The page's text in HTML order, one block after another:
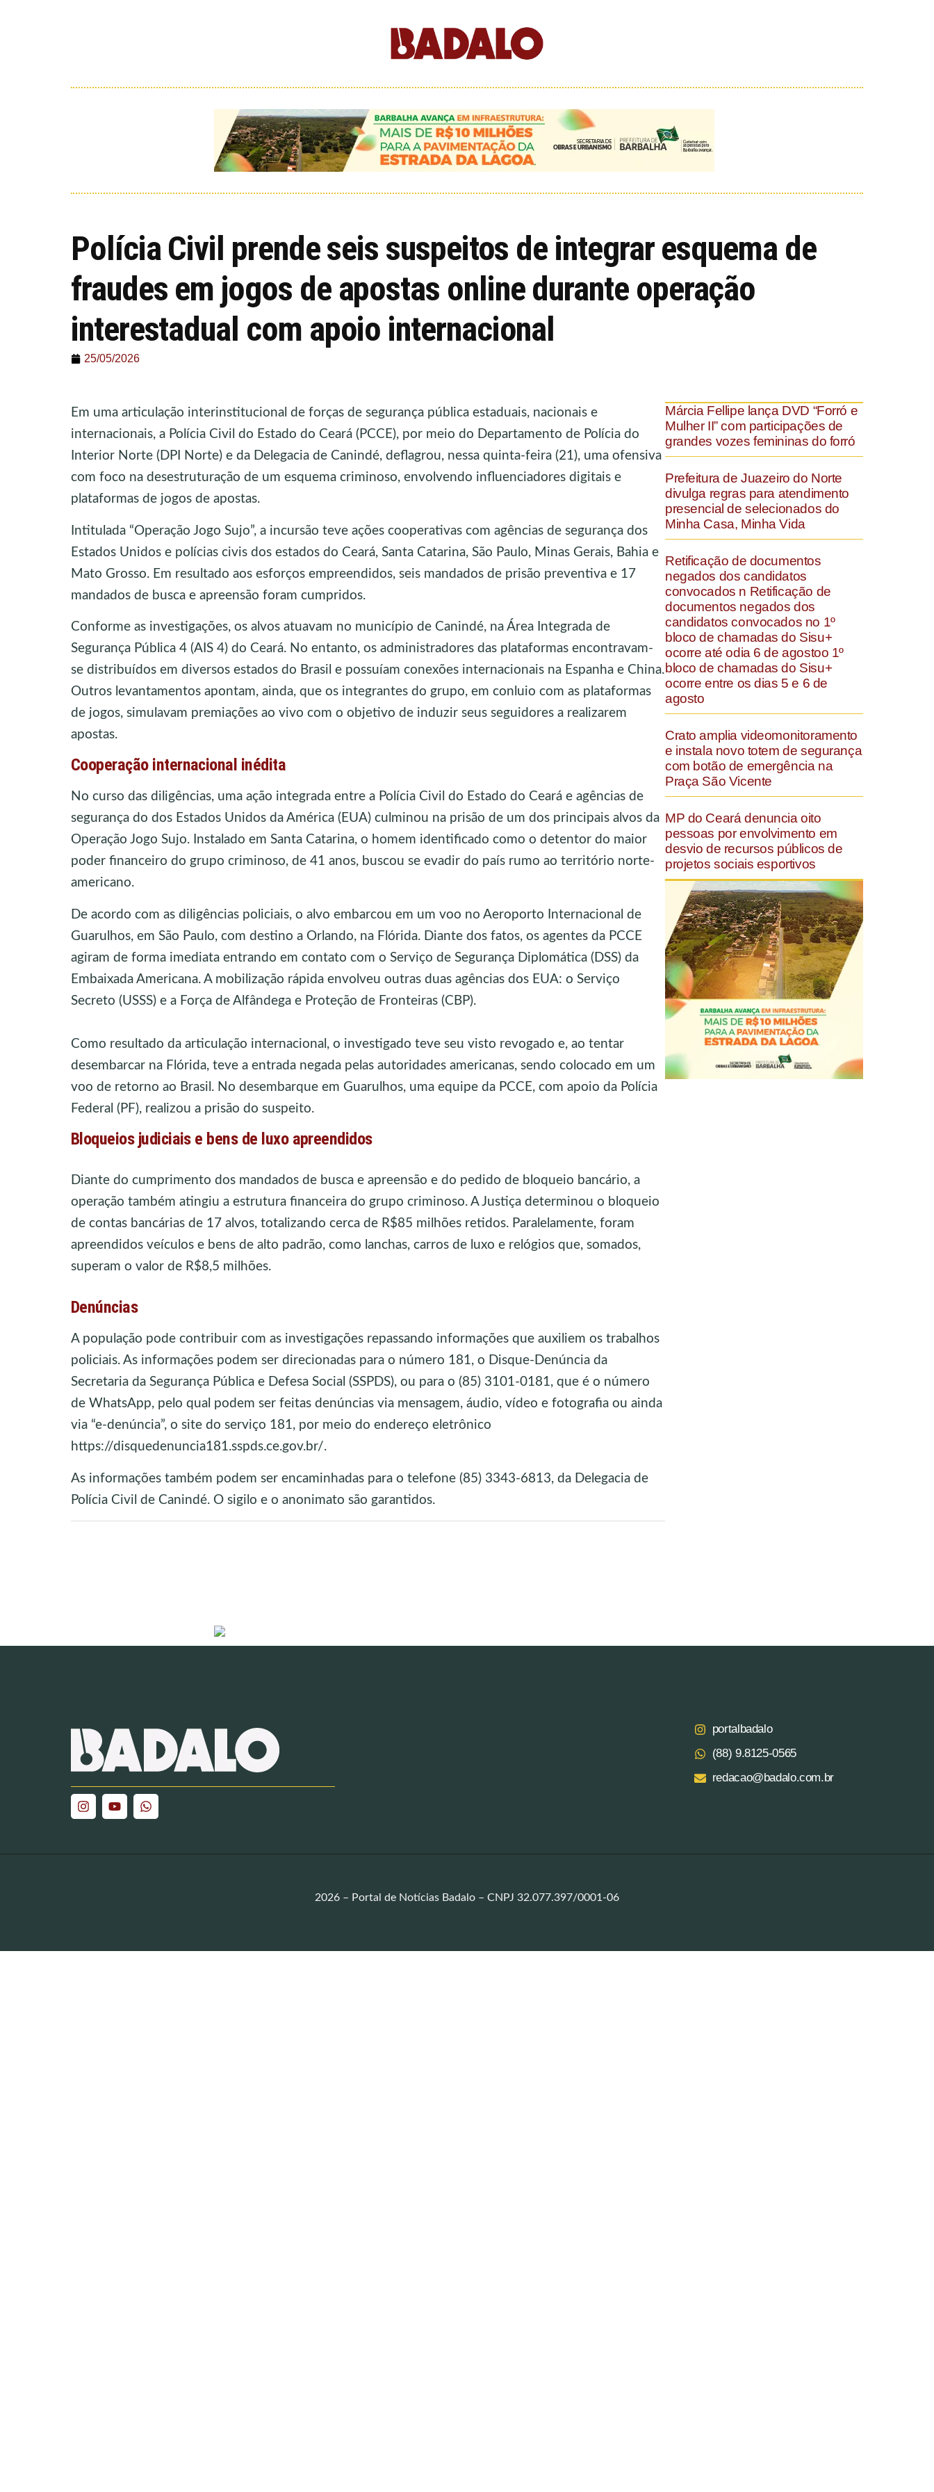
Polícia Civil prende seis suspeitos de integrar esquema de
fraudes em jogos de apostas online durante operação
interestadual com apoio internacional
25/05/2026
Em uma articulação interinstitucional de forças de segurança pública estaduais, nacionais e
internacionais, a Polícia Civil do Estado do Ceará (PCCE), por meio do Departamento de Polícia do
Interior Norte (DPI Norte) e da Delegacia de Canindé, deflagrou, nessa quinta-feira (21), uma ofensiva
com foco na desestruturação de um esquema criminoso, envolvendo influenciadores digitais e
plataformas de jogos de apostas.
Intitulada “Operação Jogo Sujo”, a incursão teve ações cooperativas com agências de segurança dos
Estados Unidos e polícias civis dos estados do Ceará, Santa Catarina, São Paulo, Minas Gerais, Bahia e
Mato Grosso. Em resultado aos esforços empreendidos, seis mandados de prisão preventiva e 17
mandados de busca e apreensão foram cumpridos.
Conforme as investigações, os alvos atuavam no município de Canindé, na Área Integrada de
Segurança Pública 4 (AIS 4) do Ceará. No entanto, os administradores das plataformas encontravam-
se distribuídos em diversos estados do Brasil e possuíam conexões internacionais na Espanha e China.
Outros levantamentos apontam, ainda, que os integrantes do grupo, em conluio com as plataformas
de jogos, simulavam premiações ao vivo com o objetivo de induzir seus seguidores a realizarem
apostas.
Cooperação internacional inédita
No curso das diligências, uma ação integrada entre a Polícia Civil do Estado do Ceará e agências de
segurança do dos Estados Unidos da América (EUA) culminou na prisão de um dos principais alvos da
Operação Jogo Sujo. Instalado em Santa Catarina, o homem identificado como o detentor do maior
poder financeiro do grupo criminoso, de 41 anos, buscou se evadir do país rumo ao território norte-
americano.
De acordo com as diligências policiais, o alvo embarcou em um voo no Aeroporto Internacional de
Guarulhos, em São Paulo, com destino a Orlando, na Flórida. Diante dos fatos, os agentes da PCCE
agiram de forma imediata entrando em contato com o Serviço de Segurança Diplomática (DSS) da
Embaixada Americana. A mobilização rápida envolveu outras duas agências dos EUA: o Serviço
Secreto (USSS) e a Força de Alfândega e Proteção de Fronteiras (CBP).
Como resultado da articulação internacional, o investigado teve seu visto revogado e, ao tentar
desembarcar na Flórida, teve a entrada negada pelas autoridades americanas, sendo colocado em um
voo de retorno ao Brasil. No desembarque em Guarulhos, uma equipe da PCCE, com apoio da Polícia
Federal (PF), realizou a prisão do suspeito.
Bloqueios judiciais e bens de luxo apreendidos
Diante do cumprimento dos mandados de busca e apreensão e do pedido de bloqueio bancário, a
operação também atingiu a estrutura financeira do grupo criminoso. A Justiça determinou o bloqueio
de contas bancárias de 17 alvos, totalizando cerca de R$85 milhões retidos. Paralelamente, foram
apreendidos veículos e bens de alto padrão, como lanchas, carros de luxo e relógios que, somados,
superam o valor de R$8,5 milhões.
Denúncias
A população pode contribuir com as investigações repassando informações que auxiliem os trabalhos
policiais. As informações podem ser direcionadas para o número 181, o Disque-Denúncia da
Secretaria da Segurança Pública e Defesa Social (SSPDS), ou para o (85) 3101-0181, que é o número
de WhatsApp, pelo qual podem ser feitas denúncias via mensagem, áudio, vídeo e fotografia ou ainda
via “e-denúncia”, o site do serviço 181, por meio do endereço eletrônico
https://disquedenuncia181.sspds.ce.gov.br/.
As informações também podem ser encaminhadas para o telefone (85) 3343-6813, da Delegacia de
Polícia Civil de Canindé. O sigilo e o anonimato são garantidos.
Márcia Fellipe lança DVD “Forró e
Mulher II” com participações de
grandes vozes femininas do forró
Prefeitura de Juazeiro do Norte
divulga regras para atendimento
presencial de selecionados do
Minha Casa, Minha Vida
Retificação de documentos
negados dos candidatos
convocados n Retificação de
documentos negados dos
candidatos convocados no 1º
bloco de chamadas do Sisu+
ocorre até odia 6 de agostoo 1º
bloco de chamadas do Sisu+
ocorre entre os dias 5 e 6 de
agosto
Crato amplia videomonitoramento
e instala novo totem de segurança
com botão de emergência na
Praça São Vicente
MP do Ceará denuncia oito
pessoas por envolvimento em
desvio de recursos públicos de
projetos sociais esportivos
portalbadalo
(88) 9.8125‑0565‬
redacao@badalo.com.br
2026 – Portal de Notícias Badalo – CNPJ 32.077.397/0001-06